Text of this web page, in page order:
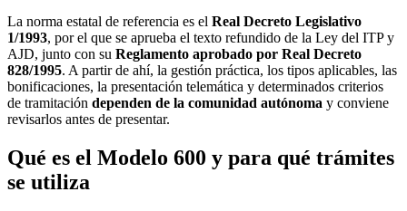
La norma estatal de referencia es el Real Decreto Legislativo
1/1993, por el que se aprueba el texto refundido de la Ley del ITP y
AJD, junto con su Reglamento aprobado por Real Decreto
828/1995. A partir de ahí, la gestión práctica, los tipos aplicables, las
bonificaciones, la presentación telemática y determinados criterios
de tramitación dependen de la comunidad autónoma y conviene
revisarlos antes de presentar.
Qué es el Modelo 600 y para qué trámites
se utiliza